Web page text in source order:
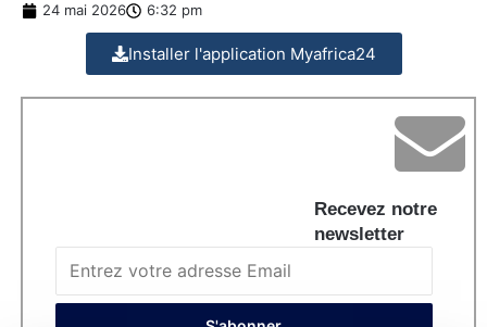
24 mai 2026 6:32 pm
Installer l'application Myafrica24
Recevez notre
newsletter